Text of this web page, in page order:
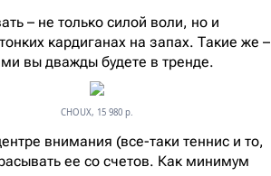
– не только силой воли, но и
кардиганах на запах. Такие же –
вы дважды будете в тренде.
CHOUX, 15 980 р.
внимания (все-таки теннис и то,
ее со счетов. Как минимум